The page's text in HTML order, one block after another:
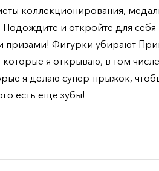
коллекционирования,
Подождите и откройте для
призами! Фигурки убирают
которые я открываю, в том
я делаю супер-прыжок,
есть еще зубы!